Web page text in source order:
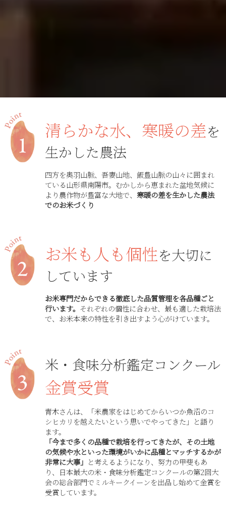
清らかな水、寒暖の差を
生かした農法
四方を奥羽山脈、吾妻山地、飯豊山脈の山々に囲まれ
ている山形県南陽市。むかしから恵まれた盆地気候に
より農作物が豊富な大地で、寒暖の差を生かした農法
でのお米づくり
お米も人も個性を大切に
しています
お米専門だからできる徹底した品質管理を各品種ごと
行います。 それぞれの個性に合わせ、最も適した栽培法
で、お米本来の特性を引き出すよう心がけています。
米・食味分析鑑定コンクール
金賞受賞
青木さんは、「米農家をはじめてからいつか魚沼のコ
シヒカリを越えたいという思いでやってきた」と語り
ます。
「今まで多くの品種で栽培を行ってきたが、その土地
の気候や水といった環境がいかに品種とマッチするかが
非常に大事」 と考えるようになり、努力の甲斐もあ
り、日本最大の米・食味分析鑑定コンクールの第2回大
会の総合部門でミルキークイーンを出品し始めて金賞を
受賞しています。